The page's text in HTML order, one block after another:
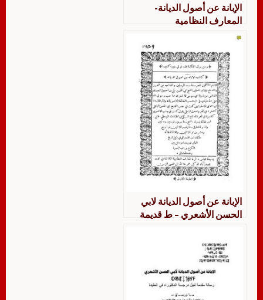
الإبانة عن أصول الديانة-
المعارف النظامية
الإبانة عن أصول الديانة لابي
الحسن الأشعري – ط قديمة